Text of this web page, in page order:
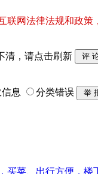
联网法律法规和政
息 分类错误
买菜、出行方便，楼